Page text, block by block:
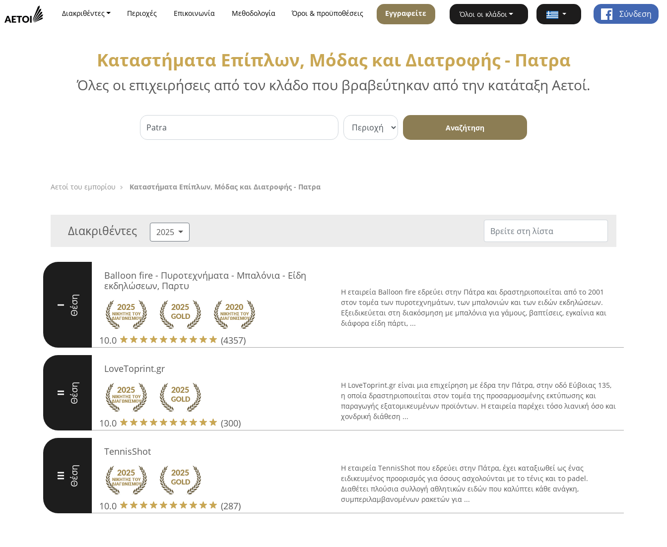
Διακριθέντες Περιοχές Επικοινωνία Μεθοδολογία Όροι & προϋποθέσεις Εγγραφείτε Όλοι οι κλάδοι Σύνδεση
Καταστήματα Επίπλων, Μόδας και Διατροφής - Πατρα
Όλες οι επιχειρήσεις από τον κλάδο που βραβεύτηκαν από την κατάταξη Αετοί.
Αναζήτηση
Αετοί του εμπορίου Καταστήματα Επίπλων, Μόδας και Διατροφής - Πατρα
Διακριθέντες 2025
I Θέση
Balloon fire - Πυροτεχνήματα - Μπαλόνια - Είδη
εκδηλώσεων, Παρτυ
10.0 (4357)
Η εταιρεία Balloon fire εδρεύει στην Πάτρα και δραστηριοποιείται από το 2001
στον τομέα των πυροτεχνημάτων, των μπαλονιών και των ειδών εκδηλώσεων.
Εξειδικεύεται στη διακόσμηση με μπαλόνια για γάμους, βαπτίσεις, εγκαίνια και
διάφορα είδη πάρτι, ...
II Θέση
LoveToprint.gr
10.0 (300)
Η LoveToprint.gr είναι μια επιχείρηση με έδρα την Πάτρα, στην οδό Εύβοιας 135,
η οποία δραστηριοποιείται στον τομέα της προσαρμοσμένης εκτύπωσης και
παραγωγής εξατομικευμένων προϊόντων. Η εταιρεία παρέχει τόσο λιανική όσο και
χονδρική διάθεση ...
III Θέση
TennisShot
10.0 (287)
Η εταιρεία TennisShot που εδρεύει στην Πάτρα, έχει καταξιωθεί ως ένας
ειδικευμένος προορισμός για όσους ασχολούνται με το τένις και το padel.
Διαθέτει πλούσια συλλογή αθλητικών ειδών που καλύπτει κάθε ανάγκη,
συμπεριλαμβανομένων ρακετών για ...